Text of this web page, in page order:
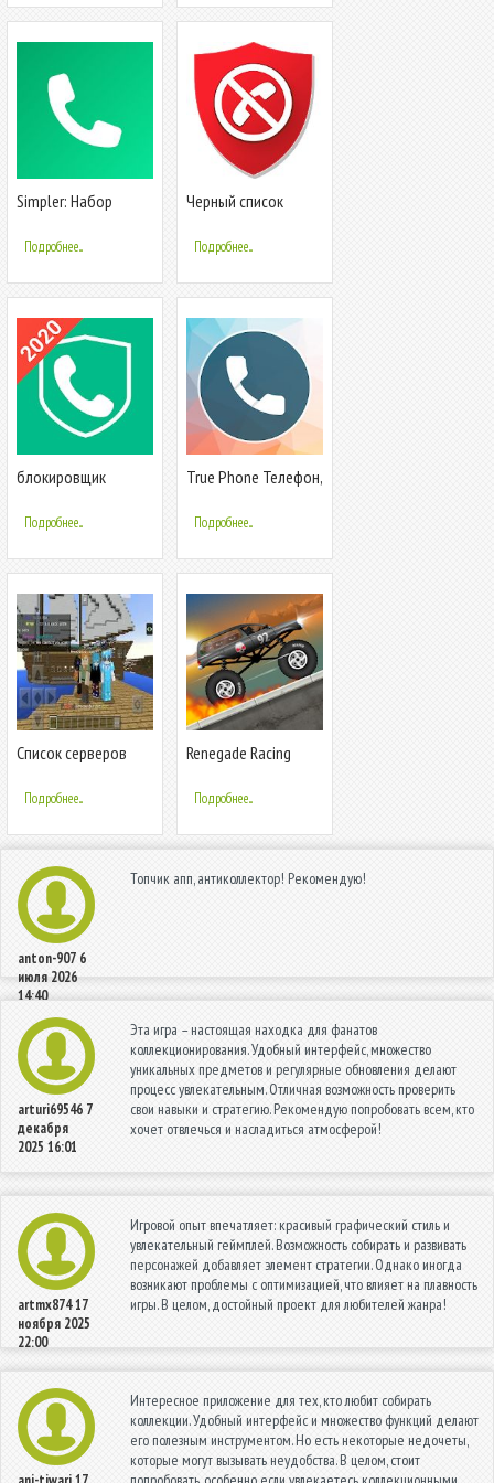
Simpler: Набор
блокировка звонков
Подробнее...
Черный список
Подробнее...
блокировщик
список и Кто звонит
Подробнее...
True Phone Телефон,
звонков
Подробнее...
Список серверов
Pocket Edition
Подробнее...
Renegade Racing
Подробнее...
anton-907 6
июля 2026
14:40
Топчик апп, антиколлектор! Рекомендую!
arturi69546 7
декабря
2025 16:01
Эта игра – настоящая находка для фанатов
коллекционирования. Удобный интерфейс, множество
уникальных предметов и регулярные обновления делают
процесс увлекательным. Отличная возможность проверить
свои навыки и стратегию. Рекомендую попробовать всем, кто
хочет отвлечься и насладиться атмосферой!
artmx87417
ноября 2025
22:00
Игровой опыт впечатляет: красивый графический стиль и
увлекательный геймплей. Возможность собирать и развивать
персонажей добавляет элемент стратегии. Однако иногда
возникают проблемы с оптимизацией, что влияет на плавность
игры. В целом, достойный проект для любителей жанра!
Интересное приложение для тех, кто любит собирать
коллекции. Удобный интерфейс и множество функций делают
его полезным инструментом. Но есть некоторые недочеты,
которые могут вызывать неудобства. В целом, стоит